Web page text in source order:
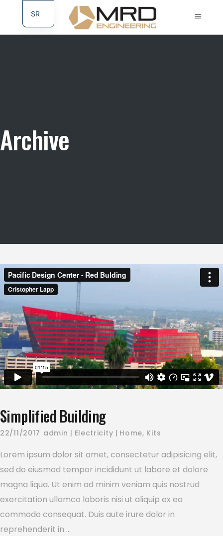
Archive
Simplified Building
22/11/2017 admin Electricity Home, Kits
Lorem ipsum dolor sit amet, consectetur adipisicing elit,
sed do eiusmod tempor incididunt ut labore et dolore
magna liqua. Ut enim ad minim veniam quis nostrud
exercitation ullamco laboris nisi ut aliquip ex ea
commodo consequat. Duis aute irure dolor in
reprehenderit in
SR
DE